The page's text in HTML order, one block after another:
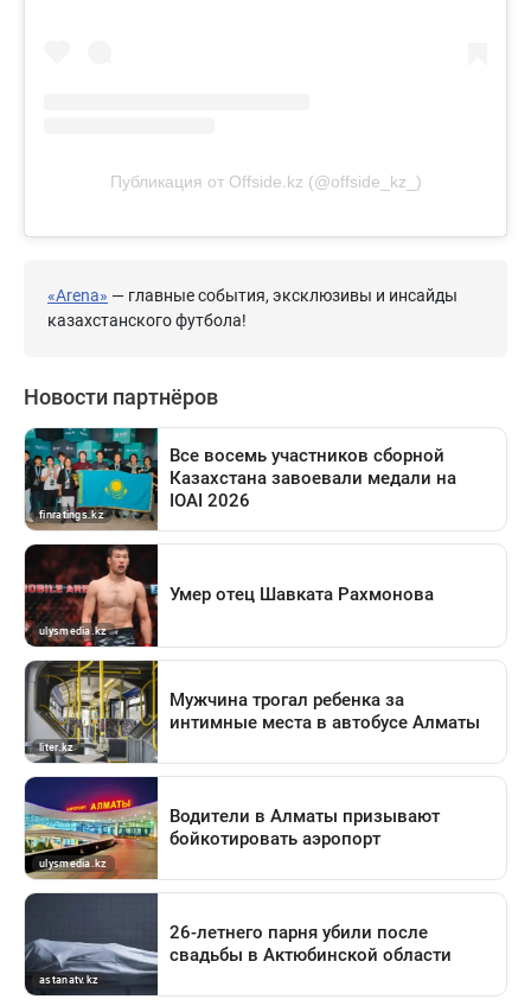
Публикация от Offside.kz (@offside_kz_)
«Arena» — главные события, эксклюзивы и инсайды
казахстанского футбола!